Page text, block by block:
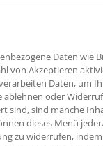
Land.
Daten wie
von Akzeptieren
Daten, um
ablehnen oder
sind, sind manche
dieses Menü
zu widerrufen, indem